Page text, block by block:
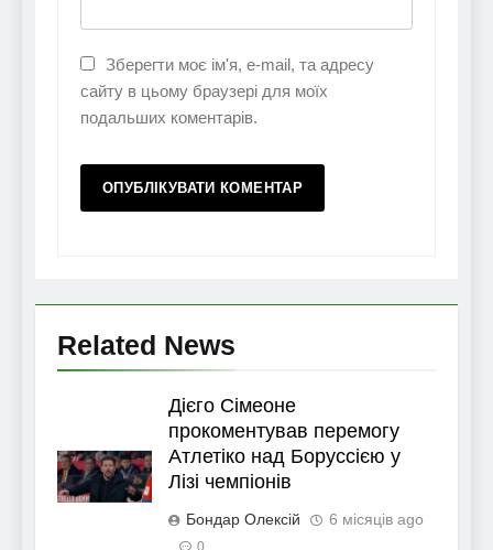
Зберегти моє ім'я, e-mail, та адресу
сайту в цьому браузері для моїх
подальших коментарів.
Related News
Дієго Сімеоне
прокоментував перемогу
Атлетіко над Боруссією у
Лізі чемпіонів
Бондар Олексій 6 місяців ago